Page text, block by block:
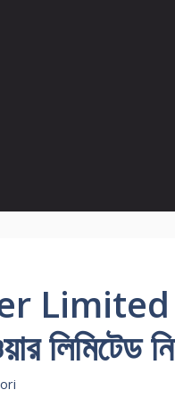
লিমিটেড